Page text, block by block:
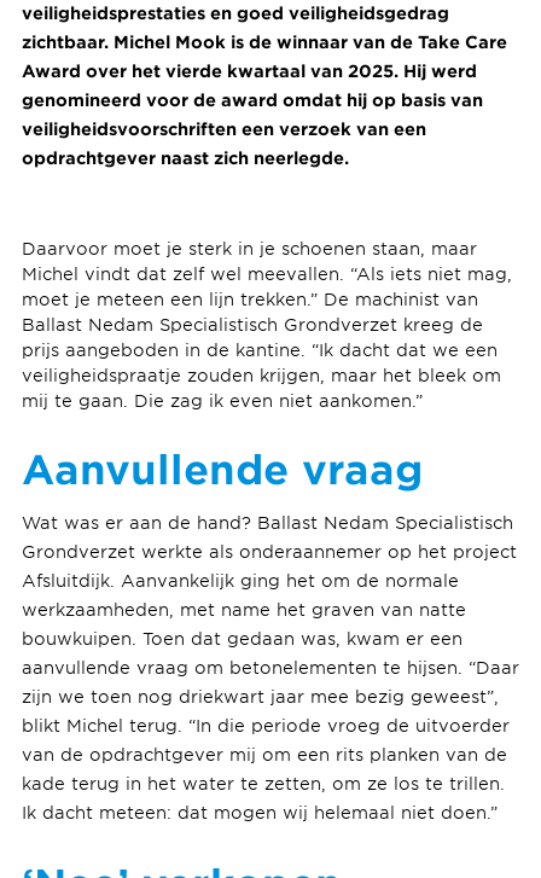
veiligheidsprestaties en goed veiligheidsgedrag
zichtbaar. Michel Mook is de winnaar van de Take Care
Award over het vierde kwartaal van 2025. Hij werd
genomineerd voor de award omdat hij op basis van
veiligheidsvoorschriften een verzoek van een
opdrachtgever naast zich neerlegde.
Daarvoor moet je sterk in je schoenen staan, maar
Michel vindt dat zelf wel meevallen. “Als iets niet mag,
moet je meteen een lijn trekken.” De machinist van
Ballast Nedam Specialistisch Grondverzet kreeg de
prijs aangeboden in de kantine. “Ik dacht dat we een
veiligheidspraatje zouden krijgen, maar het bleek om
mij te gaan. Die zag ik even niet aankomen.”
Aanvullende vraag
Wat was er aan de hand? Ballast Nedam Specialistisch
Grondverzet werkte als onderaannemer op het project
Afsluitdijk. Aanvankelijk ging het om de normale
werkzaamheden, met name het graven van natte
bouwkuipen. Toen dat gedaan was, kwam er een
aanvullende vraag om betonelementen te hijsen. “Daar
zijn we toen nog driekwart jaar mee bezig geweest”,
blikt Michel terug. “In die periode vroeg de uitvoerder
van de opdrachtgever mij om een rits planken van de
kade terug in het water te zetten, om ze los te trillen.
Ik dacht meteen: dat mogen wij helemaal niet doen.”